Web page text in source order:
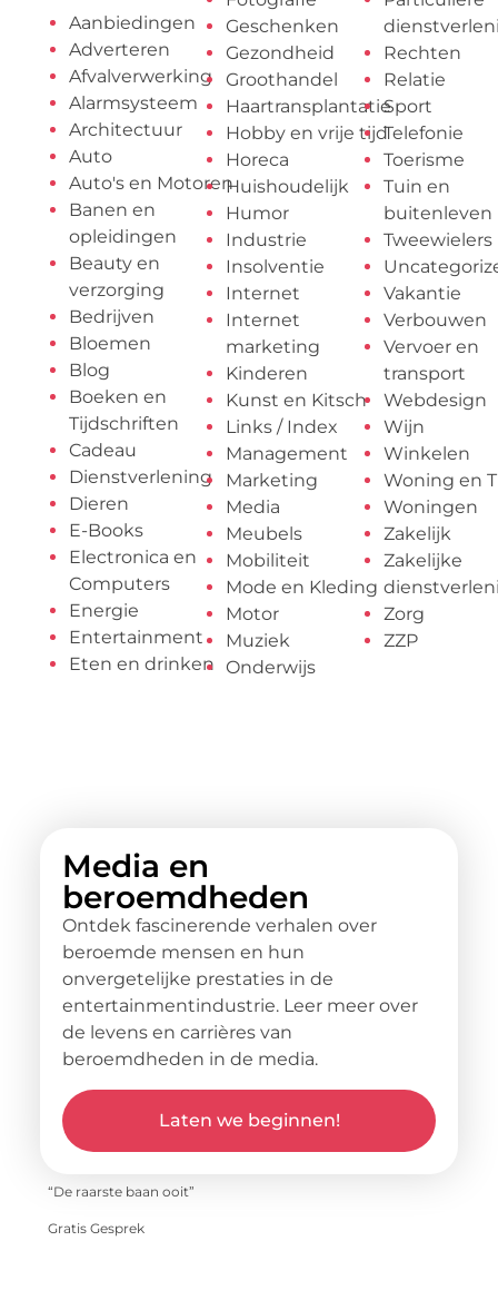
Aanbiedingen
Adverteren
Afvalverwerking
Alarmsysteem
Architectuur
Auto
Auto's en Motoren
Banen en
opleidingen
Beauty en
verzorging
Bedrijven
Bloemen
Blog
Boeken en
Tijdschriften
Cadeau
Dienstverlening
Dieren
E-Books
Electronica en
Computers
Energie
Entertainment
Eten en drinken
Geschenken
Gezondheid
Groothandel
Haartransplantatie
Hobby en vrije tijd
Horeca
Huishoudelijk
Humor
Industrie
Insolventie
Internet
Internet
marketing
Kinderen
Kunst en Kitsch
Links / Index
Management
Marketing
Media
Meubels
Mobiliteit
Mode en Kleding
Motor
Muziek
Onderwijs
Rechten
Relatie
Sport
Telefonie
Toerisme
Tuin en
buitenleven
Tweewielers
Vakantie
Verbouwen
Vervoer en
transport
Webdesign
Wijn
Winkelen
Woning en
Woningen
Zakelijk
Zakelijke
Zorg
ZZP
Media en
beroemdheden
Ontdek fascinerende verhalen over
beroemde mensen en hun
onvergetelijke prestaties in de
entertainmentindustrie. Leer meer over
de levens en carrières van
beroemdheden in de media.
Laten we beginnen!
“De raarste baan ooit”
Gratis Gesprek